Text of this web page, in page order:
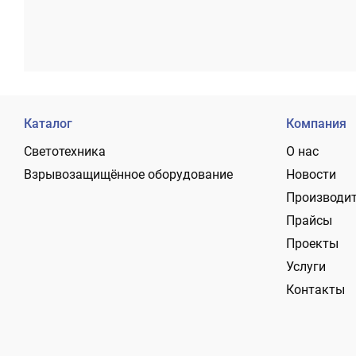
Каталог
Светотехника
Взрывозащищённое оборудование
Компания
О нас
Новости
Прайсы
Проекты
Услуги
Контакты